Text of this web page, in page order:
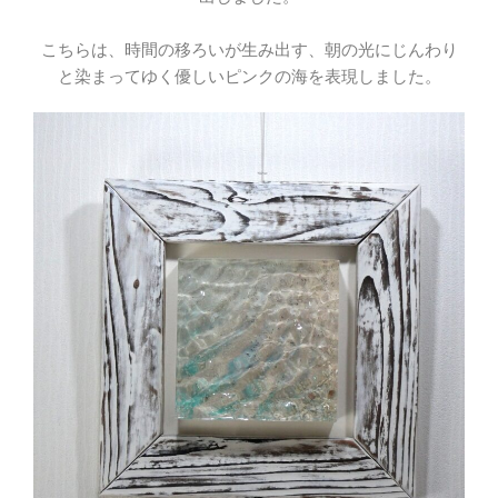
こちらは、時間の移ろいが生み出す、朝の光にじんわり
と染まってゆく優しいピンクの海を表現しました。